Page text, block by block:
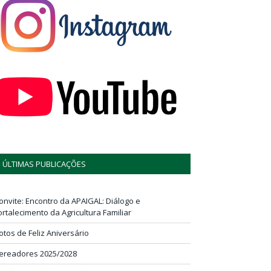
ÚLTIMAS PUBLICAÇÕES
Encontro da APAIGAL: Diálogo e
da Agricultura Familiar
de Feliz Aniversário
2025/2028